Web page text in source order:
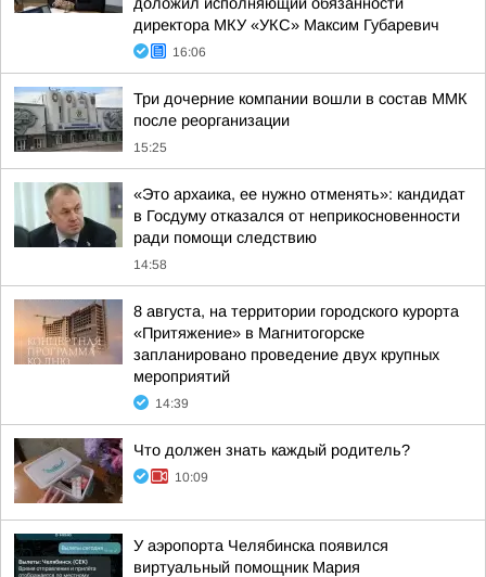
директора МКУ «УКС» Максим Губаревич
16:06
Три дочерние компании вошли в состав ММК
после реорганизации
15:25
«Это архаика, ее нужно отменять»: кандидат
в Госдуму отказался от неприкосновенности
ради помощи следствию
14:58
8 августа, на территории городского курорта
«Притяжение» в Магнитогорске
запланировано проведение двух крупных
мероприятий
14:39
Что должен знать каждый родитель?
10:09
У аэропорта Челябинска появился
виртуальный помощник Мария